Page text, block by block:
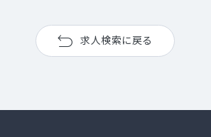
求人検索に戻る